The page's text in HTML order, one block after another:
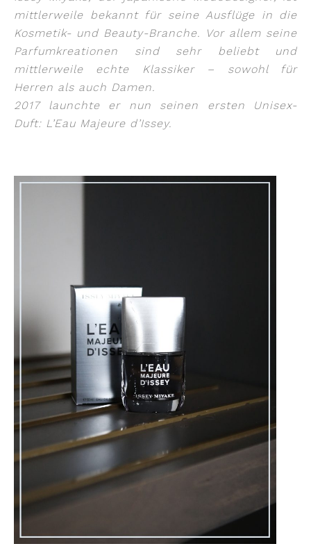
mittlerweile bekannt für seine Ausflüge in die
Kosmetik- und Beauty-Branche. Vor allem seine
Parfumkreationen sind sehr beliebt und
mittlerweile echte Klassiker – sowohl für
Herren als auch Damen.
2017 launchte er nun seinen ersten Unisex-
Duft: L’Eau Majeure d’Issey.